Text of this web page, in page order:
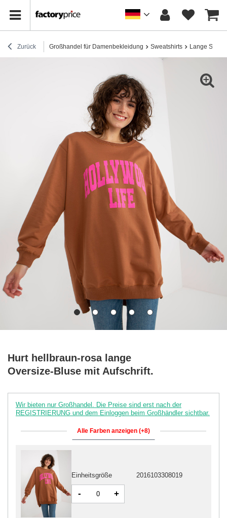
Zurück Großhandel für Damenbekleidung Sweatshirts Lange
Hurt hellbraun-rosa lange
Oversize-Bluse mit Aufschrift.
Wir bieten nur Großhandel. Die Preise sind erst nach der
REGISTRIERUNG und dem Einloggen beim Großhändler sichtbar.
Alle Farben anzeigen (+8)
Einheitsgröße 2016103308019
- +